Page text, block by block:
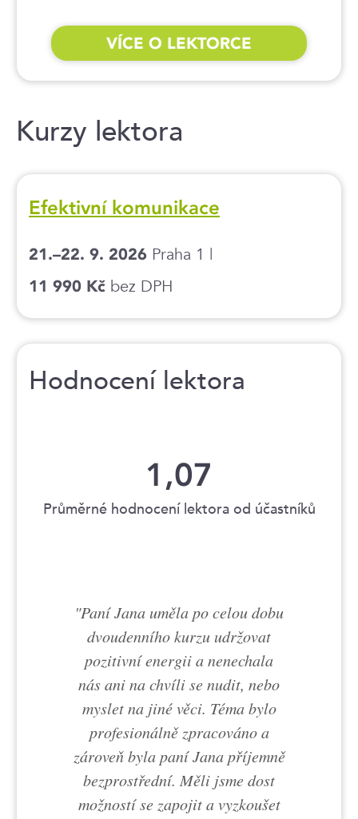
VÍCE O LEKTORCE
Kurzy lektora
Efektivní komunikace
21.–22. 9. 2026 Praha 1 |
11 990 Kč bez DPH
Hodnocení lektora
1,07
Průměrné hodnocení lektora od účastníků
Paní Jana uměla po celou dobu
dvoudenního kurzu udržovat
pozitivní energii a nenechala
nás ani na chvíli se nudit, nebo
myslet na jiné věci. Téma bylo
profesionálně zpracováno a
zároveň byla paní Jana příjemně
bezprostřední. Měli jsme dost
možností se zapojit a vyzkoušet